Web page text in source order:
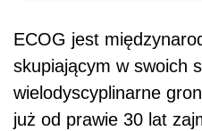
ECOG jest
skupiającym w swoich
wielodyscyplinarne
już od prawie 30 lat